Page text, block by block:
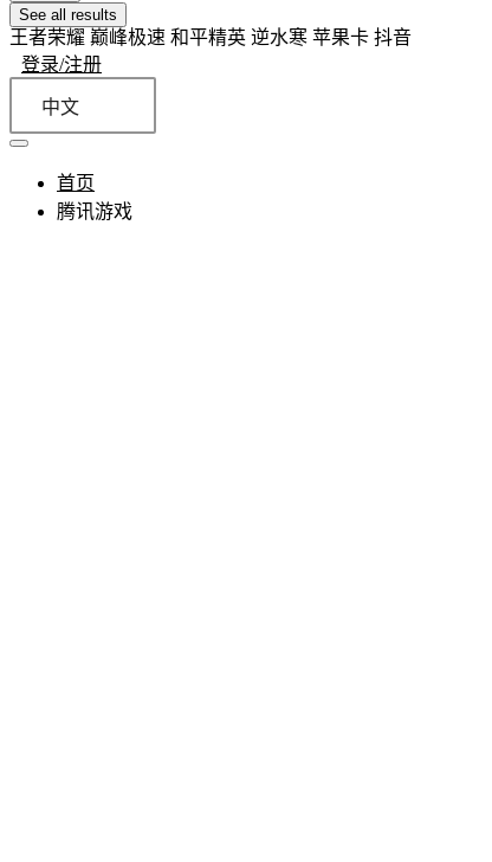
See all results
王者荣耀 巅峰极速 和平精英 逆水寒 苹果卡 抖音
登录/注册
中文
首页
腾讯游戏